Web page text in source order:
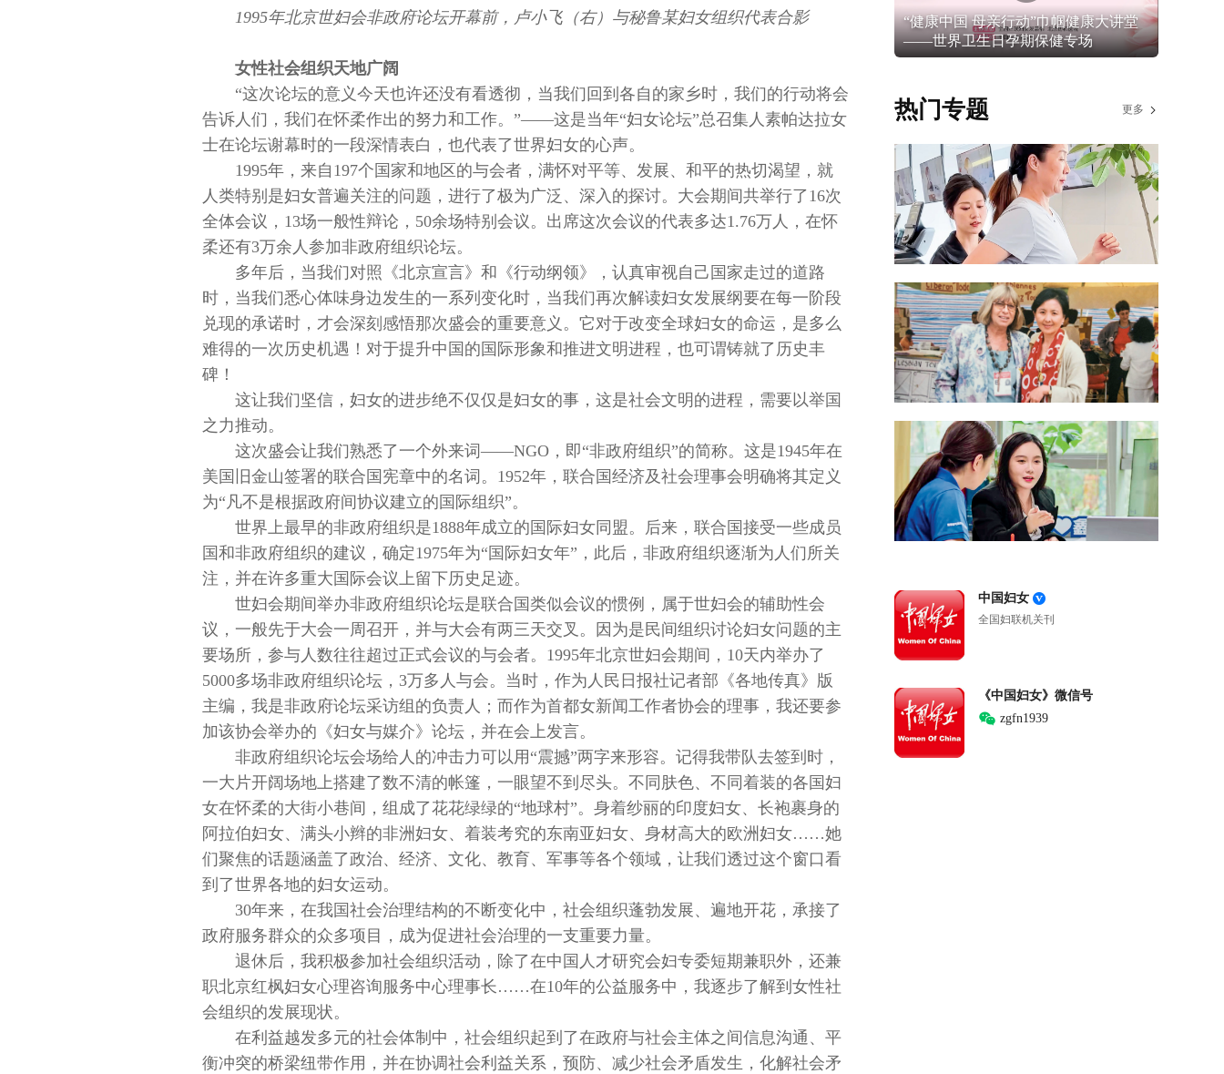
1995年北京世妇会非政府论坛开幕前，卢小飞（右）与秘鲁某妇女组织代表合影
女性社会组织天地广阔
“这次论坛的意义今天也许还没有看透彻，当我们回到各自的家乡时，我们的行动将会
告诉人们，我们在怀柔作出的努力和工作。”——这是当年“妇女论坛”总召集人素帕达拉女
士在论坛谢幕时的一段深情表白，也代表了世界妇女的心声。
1995年，来自197个国家和地区的与会者，满怀对平等、发展、和平的热切渴望，就
人类特别是妇女普遍关注的问题，进行了极为广泛、深入的探讨。大会期间共举行了16次
全体会议，13场一般性辩论，50余场特别会议。出席这次会议的代表多达1.76万人，在怀
柔还有3万余人参加非政府组织论坛。
多年后，当我们对照《北京宣言》和《行动纲领》，认真审视自己国家走过的道路
时，当我们悉心体味身边发生的一系列变化时，当我们再次解读妇女发展纲要在每一阶段
兑现的承诺时，才会深刻感悟那次盛会的重要意义。它对于改变全球妇女的命运，是多么
难得的一次历史机遇！对于提升中国的国际形象和推进文明进程，也可谓铸就了历史丰
碑！
这让我们坚信，妇女的进步绝不仅仅是妇女的事，这是社会文明的进程，需要以举国
之力推动。
这次盛会让我们熟悉了一个外来词——NGO，即“非政府组织”的简称。这是1945年在
美国旧金山签署的联合国宪章中的名词。1952年，联合国经济及社会理事会明确将其定义
为“凡不是根据政府间协议建立的国际组织”。
世界上最早的非政府组织是1888年成立的国际妇女同盟。后来，联合国接受一些成员
国和非政府组织的建议，确定1975年为“国际妇女年”，此后，非政府组织逐渐为人们所关
注，并在许多重大国际会议上留下历史足迹。
世妇会期间举办非政府组织论坛是联合国类似会议的惯例，属于世妇会的辅助性会
议，一般先于大会一周召开，并与大会有两三天交叉。因为是民间组织讨论妇女问题的主
要场所，参与人数往往超过正式会议的与会者。1995年北京世妇会期间，10天内举办了
5000多场非政府组织论坛，3万多人与会。当时，作为人民日报社记者部《各地传真》版
主编，我是非政府论坛采访组的负责人；而作为首都女新闻工作者协会的理事，我还要参
加该协会举办的《妇女与媒介》论坛，并在会上发言。
非政府组织论坛会场给人的冲击力可以用“震撼”两字来形容。记得我带队去签到时，
一大片开阔场地上搭建了数不清的帐篷，一眼望不到尽头。不同肤色、不同着装的各国妇
女在怀柔的大街小巷间，组成了花花绿绿的“地球村”。身着纱丽的印度妇女、长袍裹身的
阿拉伯妇女、满头小辫的非洲妇女、着装考究的东南亚妇女、身材高大的欧洲妇女……她
们聚焦的话题涵盖了政治、经济、文化、教育、军事等各个领域，让我们透过这个窗口看
到了世界各地的妇女运动。
30年来，在我国社会治理结构的不断变化中，社会组织蓬勃发展、遍地开花，承接了
政府服务群众的众多项目，成为促进社会治理的一支重要力量。
退休后，我积极参加社会组织活动，除了在中国人才研究会妇专委短期兼职外，还兼
职北京红枫妇女心理咨询服务中心理事长……在10年的公益服务中，我逐步了解到女性社
会组织的发展现状。
在利益越发多元的社会体制中，社会组织起到了在政府与社会主体之间信息沟通、平
衡冲突的桥梁纽带作用，并在协调社会利益关系，预防、减少社会矛盾发生，化解社会矛
“健康中国 母亲行动”巾帼健康大讲堂
——世界卫生日孕期保健专场
热门专题 更多
中国妇女
全国妇联机关刊
《中国妇女》微信号
zgfn1939